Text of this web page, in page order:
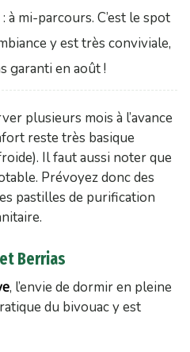
: à mi-parcours. C’est le spot
y est très conviviale,
garanti en août !
plusieurs mois à l’avance
reste très basique
Il faut aussi noter que
Prévoyez donc des
pastilles de purification
Berrias
, l’envie de dormir en pleine
du bivouac y est